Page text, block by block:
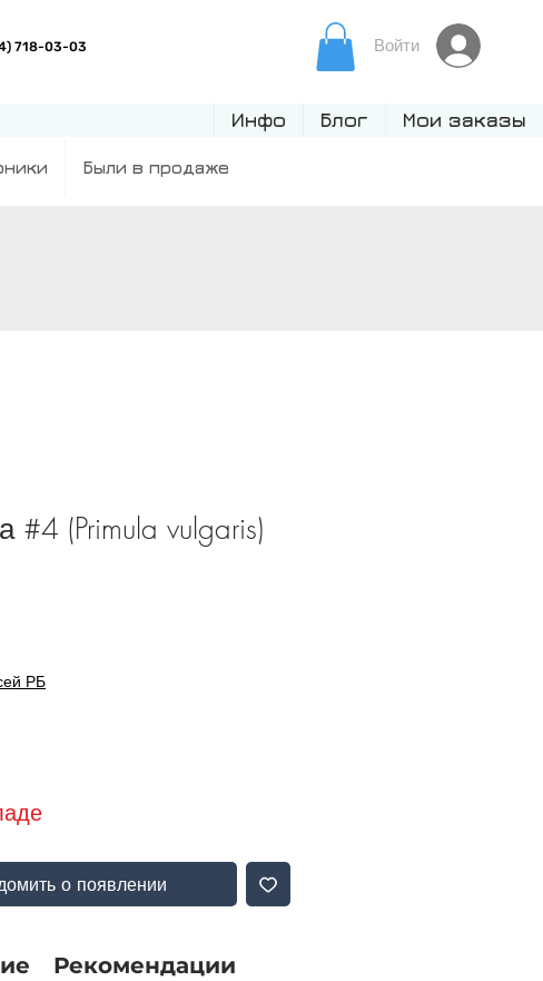
Войти
Инфо Блог Мои заказы
Были в продаже
#4 (Primula vulgaris)
РБ
о появлении
Рекомендации